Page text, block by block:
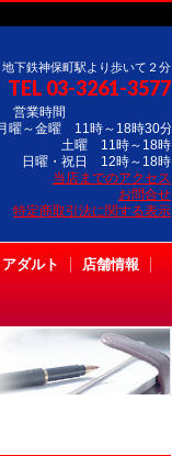
地下鉄神保町駅より歩いて２分
TEL 03-3261-3577
営業時間
曜～金曜 11時～18時30分
土曜 11時～18時
日曜・祝日 12時～18時
当店までのアクセス
お問合せ
特定商取引法に関する表示
アダルト 店舗情報